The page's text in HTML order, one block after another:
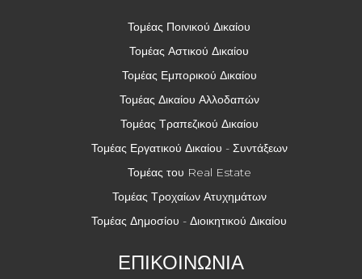
Τομέας Ποινικού Δικαίου
Τομέας Αστικού Δικαίου
Τομέας Εμπορικού Δικαίου
Τομέας Δικαίου Αλλοδαπών
Τομέας Τραπεζικού Δικαίου
Τομέας Εργατικού Δικαίου - Συντάξεων
Τομέας του Real Estate
Τομέας Τροχαίων Ατυχημάτων
Τομέας Δημοσίου - Διοικητικού Δικαίου
ΕΠΙΚΟΙΝΩΝΙΑ